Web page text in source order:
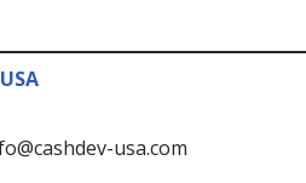
usa.com